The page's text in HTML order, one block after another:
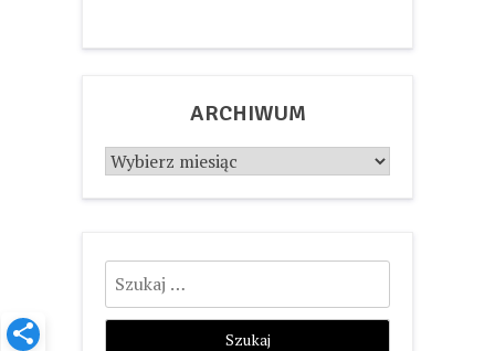
ARCHIWUM
Archiwum
Szukaj: